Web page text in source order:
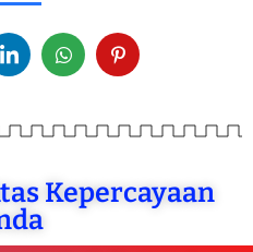
Kepercayaan